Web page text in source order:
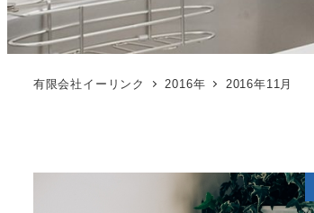
有限会社イーリンク 2016年 2016年11月